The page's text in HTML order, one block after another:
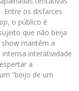
Entre os disfarces
, o público é
que não beija
mantém a
interatividade
a
“beijo de um